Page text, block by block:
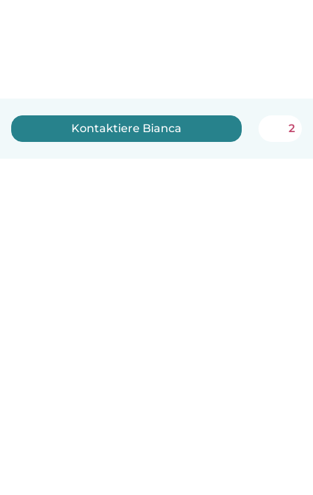
Kontaktiere Bianca 2